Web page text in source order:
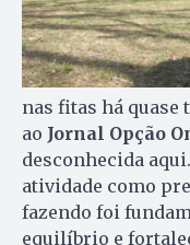
nas fitas há quase
ao Jornal Opção
desconhecida
atividade como
fazendo foi
equilíbrio e